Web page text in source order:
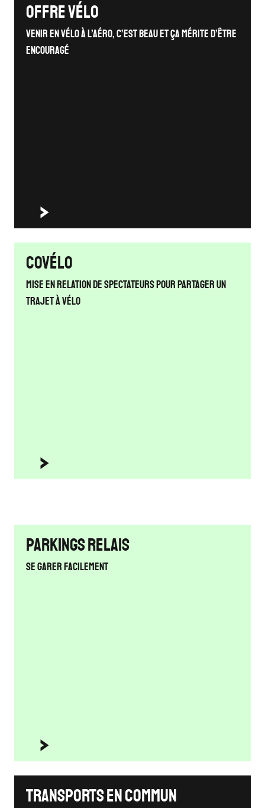
Offre vélo
VENIR EN VÉLO À L’AÉRO, C’EST BEAU ET ÇA MÉRITE D’ÊTRE
ENCOURAGÉ
Covélo
Mise en relation de spectateurs pour partager un
trajet à vélo
Parkings relais
Se garer facilement
Transports en commun